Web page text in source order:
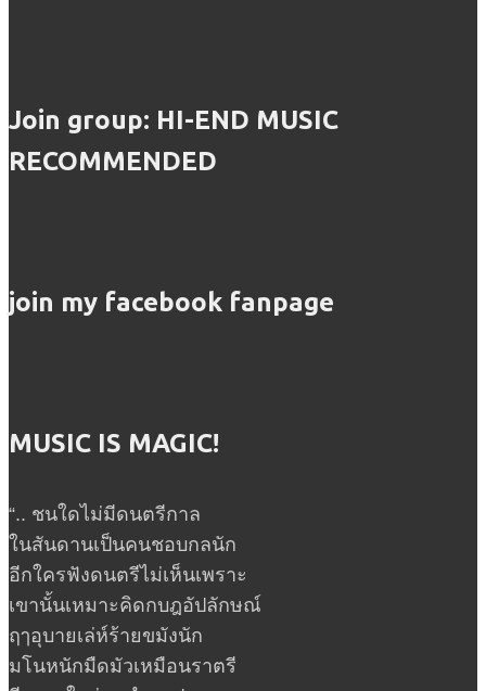
Join group: HI-END MUSIC
RECOMMENDED
join my facebook fanpage
MUSIC IS MAGIC!
“.. ชนใดไม่มีดนตรีกาล
ในสันดานเป็นคนชอบกลนัก
อีกใครฟังดนตรีไม่เห็นเพราะ
เขานั้นเหมาะคิดกบฎอัปลักษณ์
ฤๅอุบายเล่ห์ร้ายขมังนัก
มโนหนักมืดมัวเหมือนราตรี